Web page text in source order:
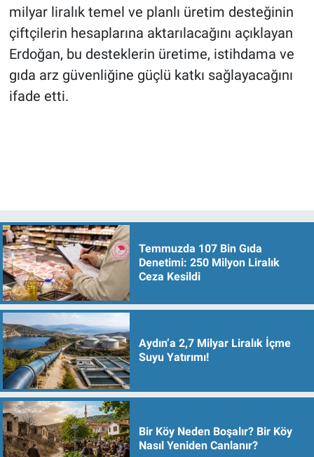
milyar liralık temel ve planlı üretim desteğinin
çiftçilerin hesaplarına aktarılacağını açıklayan
Erdoğan, bu desteklerin üretime, istihdama ve
gıda arz güvenliğine güçlü katkı sağlayacağını
ifade etti.
Temmuzda 107 Bin Gıda
Denetimi: 250 Milyon Liralık
Ceza Kesildi
Aydın’a 2,7 Milyar Liralık İçme
Suyu Yatırımı!
Bir Köy Neden Boşalır? Bir Köy
Nasıl Yeniden Canlanır?